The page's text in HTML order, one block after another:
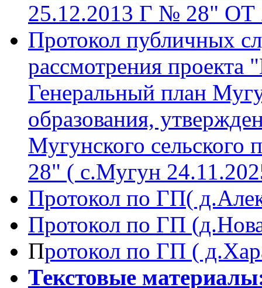
25.12.2013 Г № 28" ОТ
Протокол публичных
рассмотрения проекта
Генеральный план
образования,
Мугунского сельского
28" ( с.Мугун
Протокол по ГП(
Протокол по ГП
Протокол по ГП (
Текстовые